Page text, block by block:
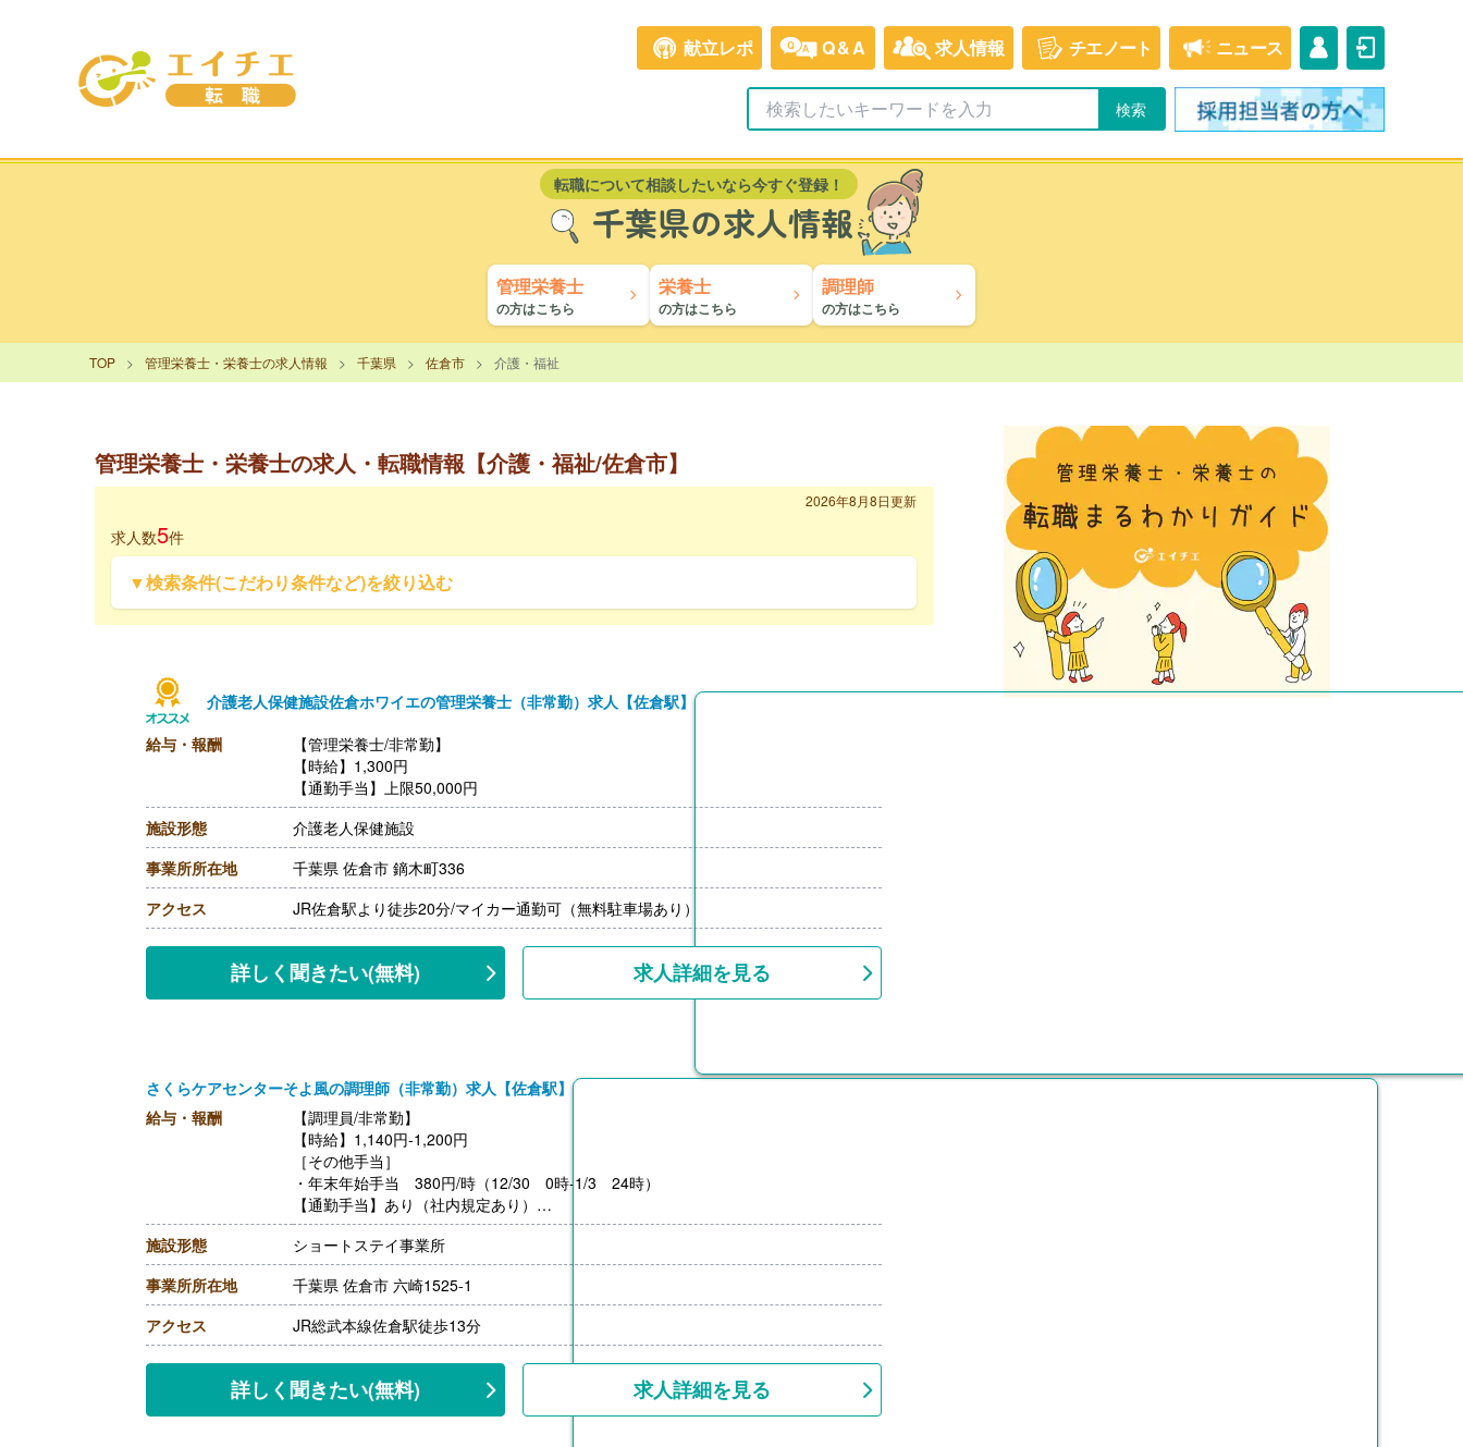
献立レポ Q&A 求人情報 チエノート ニュース
転職について相談したいなら今すぐ登録！
千葉県の求人情報
管理栄養士
の方はこちら
栄養士
の方はこちら
調理師
の方はこちら
TOP 管理栄養士・栄養士の求人情報 千葉県 佐倉市 介護・福祉
管理栄養士・栄養士の求人・転職情報【介護・福祉/佐倉市】
2026年8月8日更新
求人数5件
▼検索条件(こだわり条件など)を絞り込む
介護老人保健施設佐倉ホワイエの管理栄養士（非常勤）求人【佐倉駅】
給与・報酬
【管理栄養士/非常勤】
【時給】1,300円
【通勤手当】上限50,000円
施設形態
介護老人保健施設
事業所所在地
千葉県 佐倉市 鏑木町336
アクセス
JR佐倉駅より徒歩20分/マイカー通勤可（無料駐車場あり）
詳しく聞きたい(無料) 求人詳細を見る
さくらケアセンターそよ風の調理師（非常勤）求人【佐倉駅】
給与・報酬
【調理員/非常勤】
【時給】1,140円-1,200円
［その他手当］
・年末年始手当 380円/時（12/30 0時-1/3 24時）
【通勤手当】あり（社内規定あり）
【賞与】あり（年2回寸志）※業績による
施設形態
ショートステイ事業所
事業所所在地
千葉県 佐倉市 六崎1525-1
アクセス
JR総武本線佐倉駅徒歩13分
詳しく聞きたい(無料) 求人詳細を見る